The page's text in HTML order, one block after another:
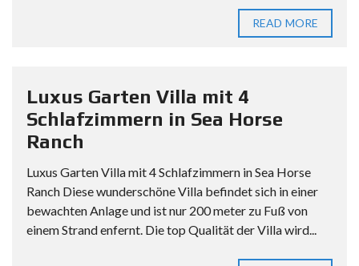
READ MORE
Luxus Garten Villa mit 4
Schlafzimmern in Sea Horse
Ranch
Luxus Garten Villa mit 4 Schlafzimmern in Sea Horse
Ranch Diese wunderschöne Villa befindet sich in einer
bewachten Anlage und ist nur 200 meter zu Fuß von
einem Strand enfernt. Die top Qualität der Villa wird...